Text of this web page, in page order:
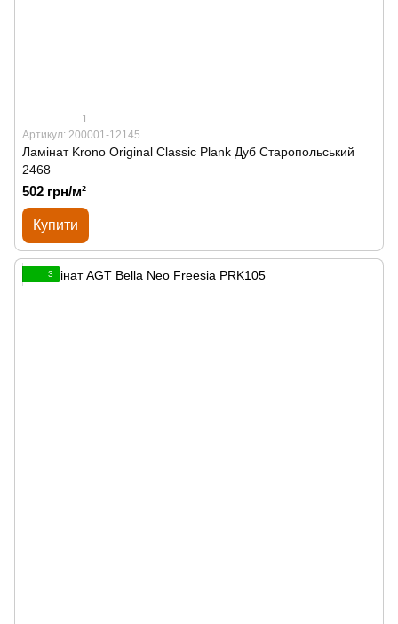
1
Артикул: 200001-12145
Ламінат Krono Original Classic Plank Дуб Старопольський
2468
502 грн/м²
Купити
3